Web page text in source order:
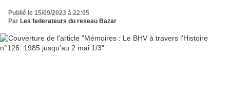
Publié le 15/09/2023 à 22:05
Par Les federateurs du reseau Bazar